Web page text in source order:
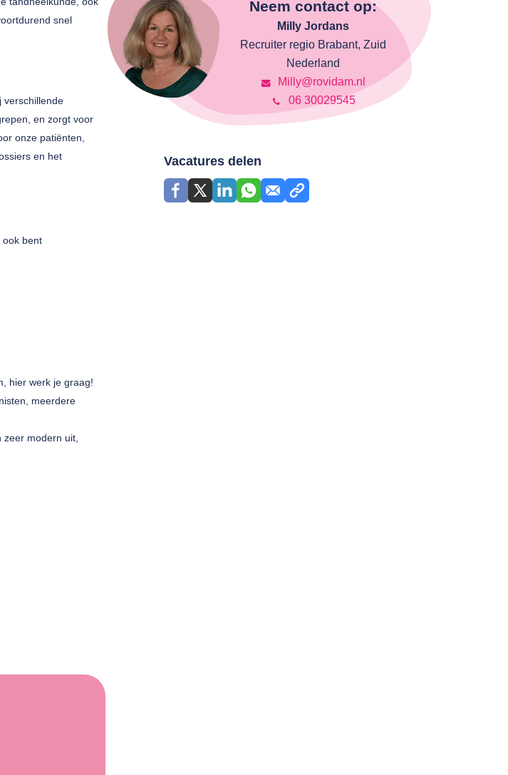
snel
verschillende
en zorgt voor
onze patiënten,
en het
ook bent
hier werk je graag!
meerdere
modern uit,
Neem contact op:
Milly Jordans
Recruiter regio Brabant, Zuid
Nederland
Milly@rovidam.nl
06 30029545
Vacatures delen